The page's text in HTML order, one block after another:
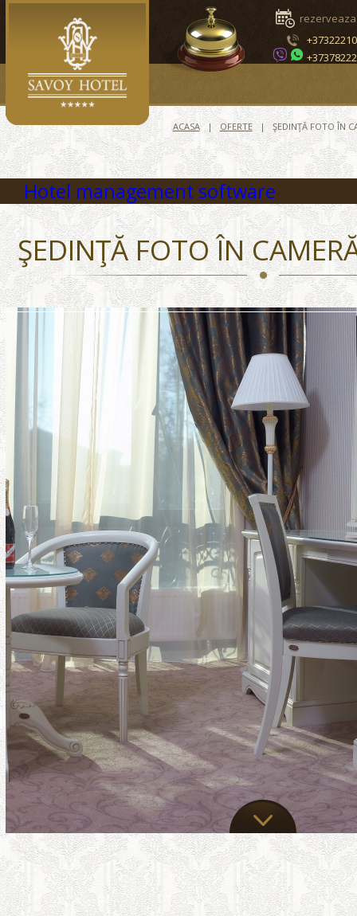
ACASA OFERTE ŞEDINŢĂ FOTO ÎN
Hotel management software
ŞEDINŢĂ FOTO ÎN